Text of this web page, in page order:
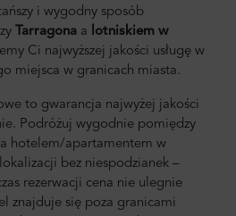
i wygodny sposób
Tarragona a lotniskiem w
Ci najwyższej jakości usługę w
miejsca w granicach miasta.
to gwarancja najwyżej jakości
Podróżuj wygodnie pomiędzy
hotelem/apartamentem w
bez niespodzianek –
rezerwacji cena nie ulegnie
znajduje się poza granicami